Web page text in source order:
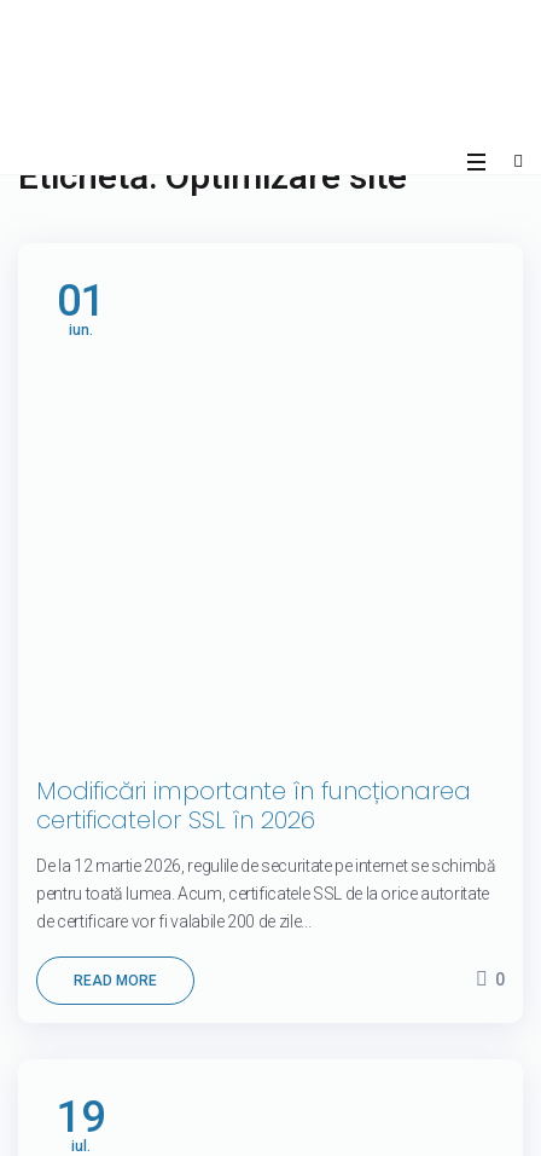
Etichetă: Optimizare site
01
iun.
Modificări importante în funcționarea
certificatelor SSL în 2026
De la 12 martie 2026, regulile de securitate pe internet se schimbă
pentru toată lumea. Acum, certificatele SSL de la orice autoritate
de certificare vor fi valabile 200 de zile...
READ MORE 0
19
iul.